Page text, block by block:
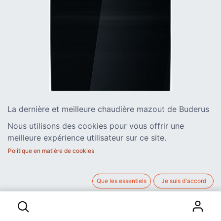
La dernière et meilleure chaudière mazout de Buderus
(groupe Bosch) :
économe, sûre, connectée, convertible au gaz et
surtout en une solution hybride avec PAC !
CHAUDIERE MAZOUT BUDERUS
Chaudière sol à condensation avec échangeur en fonte
Nous utilisons des cookies pour vous offrir une
meilleure expérience utilisateur sur ce site.
Politique en matière de cookies
Que les essentiels Je suis d'accord